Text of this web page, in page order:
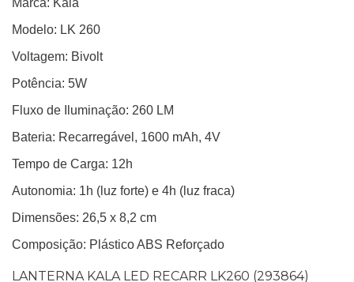
Modelo: LK 260
Voltagem: Bivolt
Potência: 5W
Fluxo de Iluminação: 260 LM
Bateria: Recarregável, 1600 mAh, 4V
Tempo de Carga: 12h
Autonomia: 1h (luz forte) e 4h (luz fraca)
Dimensões: 26,5 x 8,2 cm
Composição: Plástico ABS Reforçado
LANTERNA KALA LED RECARR LK260 (293864)